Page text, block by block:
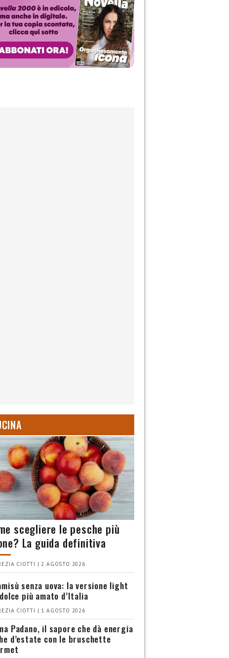
scegliere le pesche più
La guida definitiva
CIOTTI | 2 AGOSTO 2026
senza uova: la versione light
più amato d’Italia
CIOTTI | 1 AGOSTO 2026
Padano, il sapore che dà energia
d’estate con le bruschette